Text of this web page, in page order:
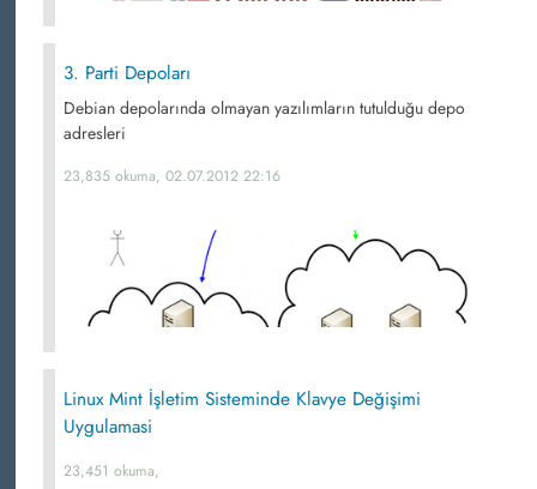
3. Parti Depoları
Debian depolarında olmayan yazılımların tutulduğu depo
adresleri
23,835 okuma, 02.07.2012 22:16
Linux Mint İşletim Sisteminde Klavye Değişimi
Uygulamasi
23,451 okuma,